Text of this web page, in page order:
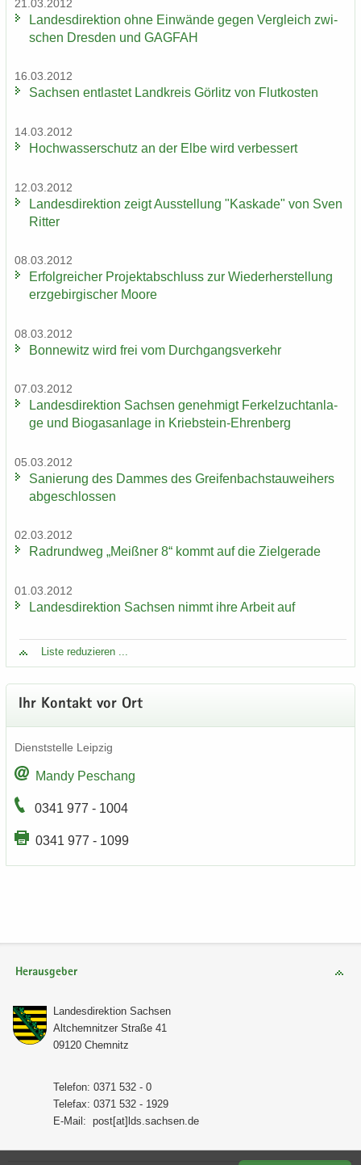
21.03.2012
Lan­des­di­rek­ti­on ohne Ein­wän­de gegen Ver­gleich zwi­
schen Dres­den und GAG­FAH
16.03.2012
Sach­sen ent­las­tet Land­kreis Gör­litz von Flut­kos­ten
14.03.2012
Hoch­was­ser­schutz an der Elbe wird ver­bes­sert
12.03.2012
Lan­des­di­rek­ti­on zeigt Aus­stel­lung "Kas­ka­de" von Sven
Rit­ter
08.03.2012
Er­folg­rei­cher Pro­jekt­ab­schluss zur Wie­der­her­stel­lung
erz­ge­bir­gi­scher Moore
08.03.2012
Bon­ne­witz wird frei vom Durch­gangs­ver­kehr
07.03.2012
Lan­des­di­rek­ti­on Sach­sen ge­neh­migt Fer­kel­zucht­an­la­
ge und Bio­gas­an­la­ge in Kriebstein-​Ehrenberg
05.03.2012
Sa­nie­rung des Dam­mes des Grei­fen­bach­stau­wei­hers
ab­ge­schlos­sen
02.03.2012
Rad­rund­weg „Meiß­ner 8“ kommt auf die Ziel­ge­ra­de
01.03.2012
Lan­des­di­rek­ti­on Sach­sen nimmt ihre Ar­beit auf
Liste re­du­zie­ren ...
Ihr Kon­takt vor Ort
Dienst­stel­le Leip­zig
Mandy Peschang
0341 977 - 1004
0341 977 - 1099
Herausgeber
Lan­des­di­rek­ti­on Sach­sen
Alt­chem­nit­zer Stra­ße 41
09120 Chem­nitz
Te­le­fon: 0371 532 - 0
Te­le­fax: 0371 532 - 1929
E-​Mail: post[at]lds.sach­sen.de